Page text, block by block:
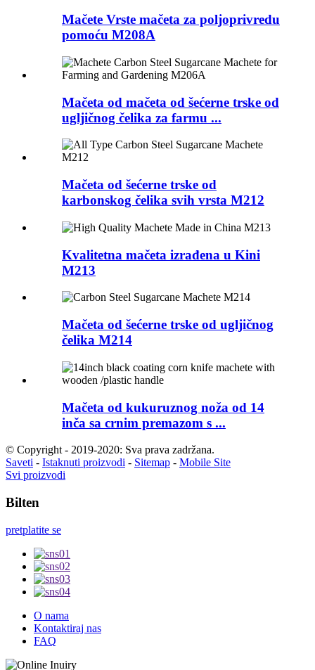
Mačete Vrste mačeta za poljoprivredu
pomoću M208A
Mačeta od mačeta od šećerne trske od
ugljičnog čelika za farmu ...
Mačeta od šećerne trske od
karbonskog čelika svih vrsta M212
Kvalitetna mačeta izrađena u Kini
M213
Mačeta od šećerne trske od ugljičnog
čelika M214
Mačeta od kukuruznog noža od 14
inča sa crnim premazom s ...
© Copyright - 2019-2020: Sva prava zadržana.
Saveti - Istaknuti proizvodi - Sitemap - Mobile Site
Svi proizvodi
Bilten
pretplatite se
O nama
Kontaktiraj nas
FAQ